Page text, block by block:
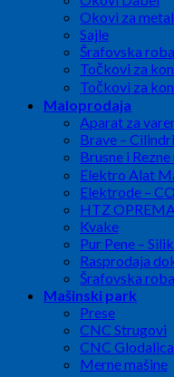
Okovi za
Sajle
Šrafovska roba
Točkovi za
Točkovi za
Maloprodaja
Aparat za
Brave – Cilindri
Brusne i
Elektro Alat
Elektrode –
HTZ OPREMA
Kvake
Pur Pene –
Rasprodaja
Šrafovska roba
Mašinski park
Prese
CNC Strugovi
CNC Glodalica
Merne mašine